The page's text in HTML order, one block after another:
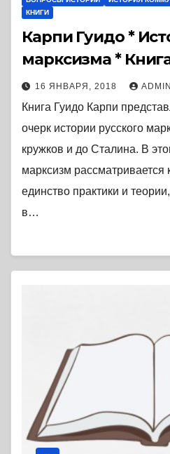
КНИГИ
Карпи Гуидо *
марксизма *
16 ЯНВАРЯ, 2018 ADMIN
Книга Гуидо Карпи
очерк истории русского
кружков и до Сталина. В
марксизм рассматривается
единство практики и
в…